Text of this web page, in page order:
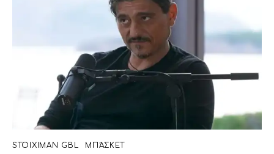
STOIXIMAN GBL ΜΠΆΣΚΕΤ